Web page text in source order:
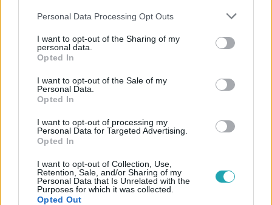
Please note that this website/app uses one or more Google
not limited to your visit or usage behaviour. You may click to
grant or deny consent to Google and its third-party tags to
use your data for below specified purposes in below Google
consent section.
Personal Data Processing Opt Outs
I want to opt-out of the Sharing of my
personal data.
Opted In
I want to opt-out of the Sale of my
Personal Data.
Opted In
I want to opt-out of processing my
Personal Data for Targeted Advertising.
Opted In
I want to opt-out of Collection, Use,
Retention, Sale, and/or Sharing of my
Personal Data that Is Unrelated with the
Purposes for which it was collected.
Opted Out
JULIA ROBERTS
DIPLOMA ELŐTT #SZENVEDÉLYEK VIHARÁBAN
Népszerű